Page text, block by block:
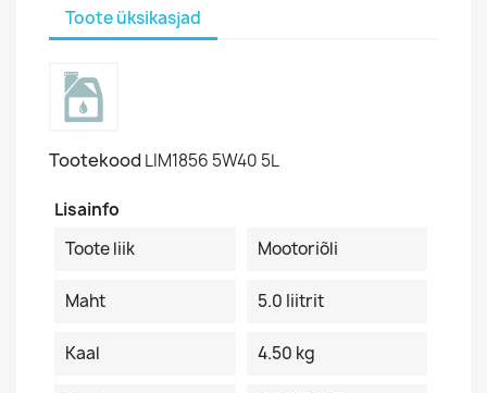
Toote üksikasjad
Tootekood LIM1856 5W40 5L
Lisainfo
Toote liik
Mootoriõli
Maht 5.0 Iiitrit
Kaal 4.50 kg